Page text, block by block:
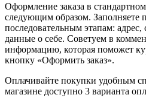
Оформление заказа в
следующим образом. Заполняете
последовательным этапам:
данные о себе. Советуем в
информацию, которая поможет
кнопку «Оформить заказ».
Оплачивайте покупки удобным
магазине доступно 3 варианта